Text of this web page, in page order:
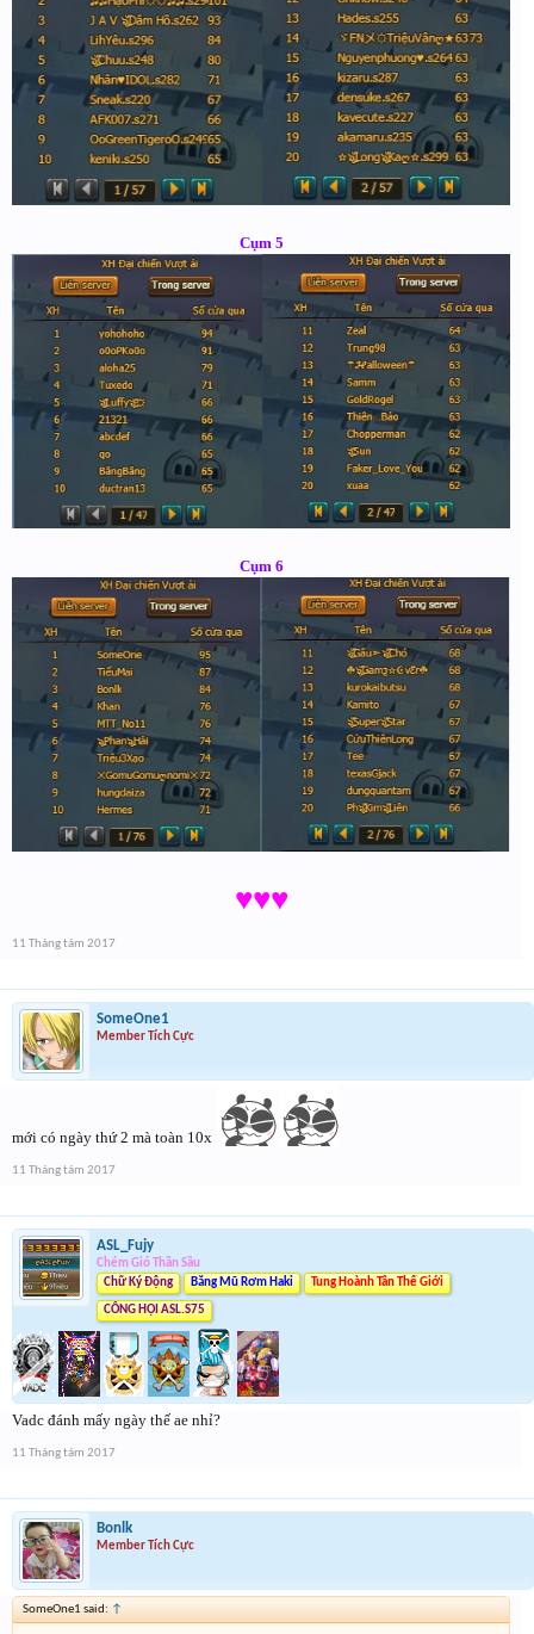
Cụm 5
Cụm 6
♥♥♥
11 Tháng tám 2017
SomeOne1
Member Tích Cực
mới có ngày thứ 2 mà toàn 10x
11 Tháng tám 2017
ASL_Fujy
Chém Gió Thần Sầu
Chữ Ký Động
Băng Mũ Rơm Haki Tung Hoành Tân Thế Giới
CÔNG HỘI ASL.S75
Vadc đánh mấy ngày thế ae nhỉ?
11 Tháng tám 2017
Bonlk
Member Tích Cực
SomeOne1 said: ↑